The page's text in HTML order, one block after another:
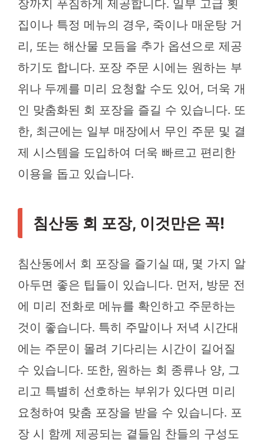
장까지 푸짐하게 제공합니다. 일부 고급 횟
집이나 특정 메뉴의 경우, 죽이나 매운탕 거
리, 또는 해산물 모듬을 추가 옵션으로 제공
하기도 합니다. 포장 주문 시에는 원하는 부
위나 두께를 미리 요청할 수도 있어, 더욱 개
인 맞춤화된 회 포장을 즐길 수 있습니다. 또
한, 최근에는 일부 매장에서 무인 주문 및 결
제 시스템을 도입하여 더욱 빠르고 편리한
이용을 돕고 있습니다.
침산동 회 포장, 이것만은 꼭!
침산동에서 회 포장을 즐기실 때, 몇 가지 알
아두면 좋은 팁들이 있습니다. 먼저, 방문 전
에 미리 전화로 메뉴를 확인하고 주문하는
것이 좋습니다. 특히 주말이나 저녁 시간대
에는 주문이 몰려 기다리는 시간이 길어질
수 있습니다. 또한, 원하는 회 종류나 양, 그
리고 특별히 선호하는 부위가 있다면 미리
요청하여 맞춤 포장을 받을 수 있습니다. 포
장 시 함께 제공되는 곁들임 찬들의 구성도